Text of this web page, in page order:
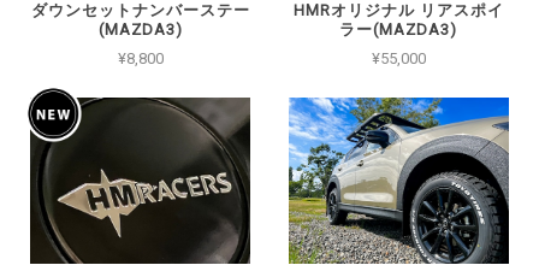
ダウンセットナンバーステー
(MAZDA3)
¥8,800
HMRオリジナル リアスポイ
ラー(MAZDA3)
¥55,000